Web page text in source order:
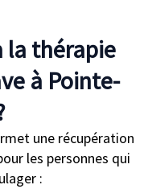
la thérapie
à Pointe-
une récupération
les personnes qui
: